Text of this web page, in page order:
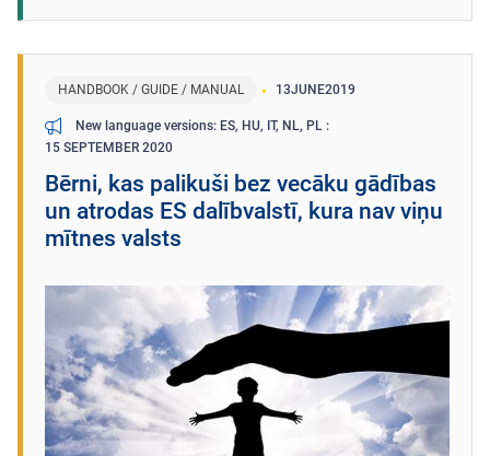
HANDBOOK / GUIDE / MANUAL 13JUNE2019
New language versions: ES, HU, IT, NL, PL
15 SEPTEMBER 2020
Bērni, kas palikuši bez vecāku gādības
un atrodas ES dalībvalstī, kura nav viņu
mītnes valsts